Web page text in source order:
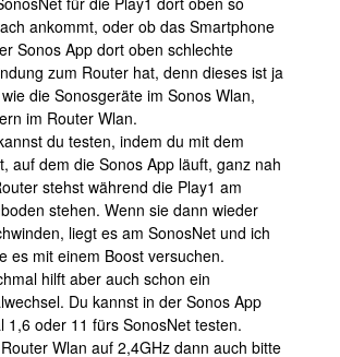
ankommt, oder ob das Smartphone
Sonos App dort oben schlechte
zum Router hat, denn dieses ist ja
die Sonosgeräte im Sonos Wlan,
im Router Wlan.
du testen, indem du mit dem
auf dem die Sonos App läuft, ganz nah
stehst während die Play1 am
stehen. Wenn sie dann wieder
liegt es am SonosNet und ich
es mit einem Boost versuchen.
hilft aber auch schon ein
Du kannst in der Sonos App
1,6 oder 11 fürs SonosNet testen.
Wlan auf 2,4GHz dann auch bitte